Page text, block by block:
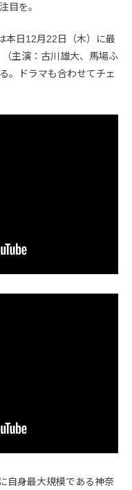
目を。
本日12月22日（木）に最
主演：古川雄大、馬場ふ
。ドラマも合わせてチェ
自身最大規模である神奈